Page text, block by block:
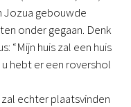
Jozua gebouwde
onder gegaan. Denk
“Mijn huis zal een huis
hebt er een rovershol
echter plaatsvinden